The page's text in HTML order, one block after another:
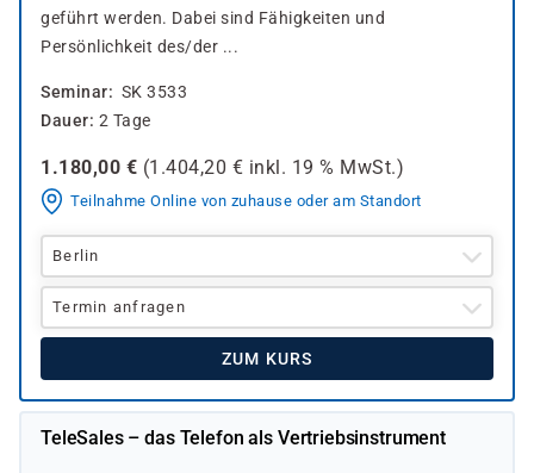
geführt werden. Dabei sind Fähigkeiten und
Persönlichkeit des/der ...
Seminar
SK 3533
Dauer 2 Tage
1.180,00 € (1.404,20 € inkl. 19 % MwSt.)
Teilnahme Online von zuhause oder am Standort
Berlin
Termin anfragen
ZUM KURS
TeleSales – das Telefon als Vertriebsinstrument